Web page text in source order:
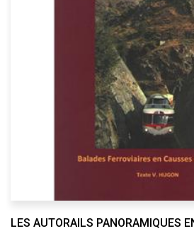
LES AUTORAILS PANORAMIQUES